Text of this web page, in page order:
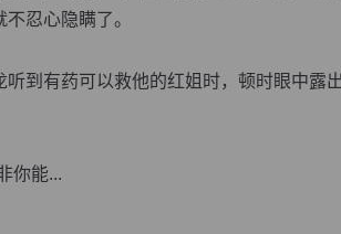
忍心隐瞒了。
有药可以救他的红姐时，顿时眼中露
你能...